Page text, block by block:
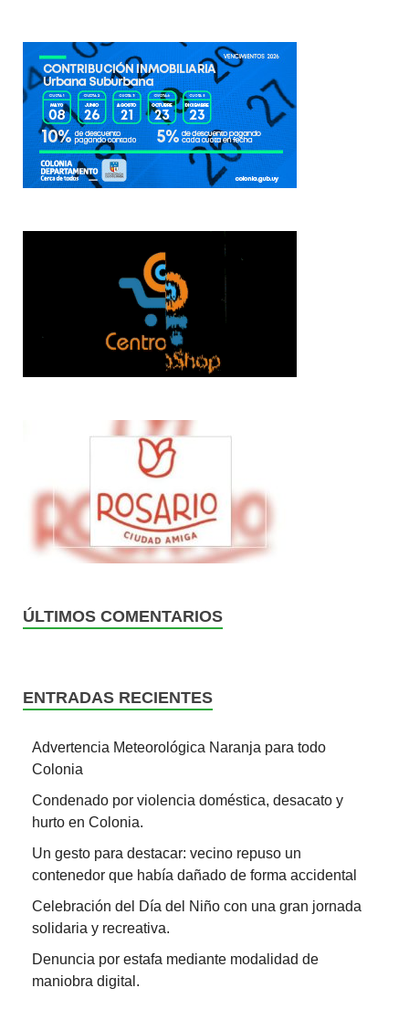
ÚLTIMOS COMENTARIOS
ENTRADAS RECIENTES
Advertencia Meteorológica Naranja para todo
Colonia
Condenado por violencia doméstica, desacato y
hurto en Colonia.
Un gesto para destacar: vecino repuso un
contenedor que había dañado de forma accidental
Celebración del Día del Niño con una gran jornada
solidaria y recreativa.
Denuncia por estafa mediante modalidad de
maniobra digital.